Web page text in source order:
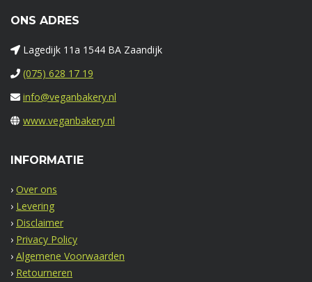
ONS ADRES
Lagedijk 11a 1544 BA Zaandijk
(075) 628 17 19
info@veganbakery.nl
www.veganbakery.nl
INFORMATIE
› Over ons
› Levering
› Disclaimer
› Privacy Policy
› Algemene Voorwaarden
› Retourneren